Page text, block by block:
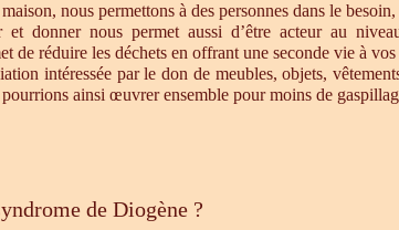
nous permettons à des personnes dans le
et donner nous permet aussi d’être acteur au
de réduire les déchets en offrant une seconde vie à
intéressée par le don de meubles, objets,
ainsi œuvrer ensemble pour moins de
de Diogène ?